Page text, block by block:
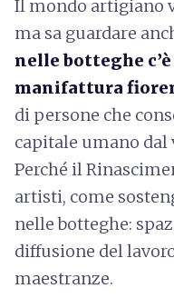
Il mondo artigiano
ma sa guardare
nelle botteghe
manifattura
di persone che
capitale umano
Perché il
artisti, come
nelle botteghe:
diffusione del
maestranze.